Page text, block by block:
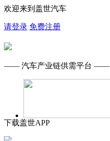
欢迎来到盖世汽车
请登录 免费注册
—— 汽车产业链供需平台 ——
下载盖世APP